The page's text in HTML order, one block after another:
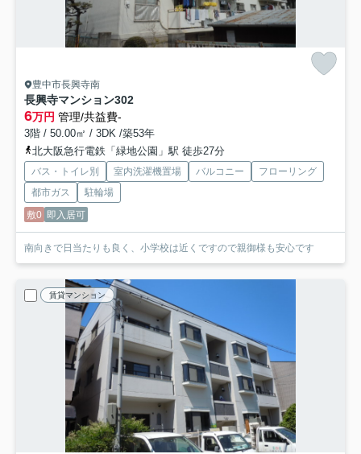
豊中市長興寺南
長興寺マンション302
6万円 管理/共益費-
3階 / 50.00㎡ / 3DK /築53年
北大阪急行電鉄「緑地公園」駅 徒歩27分
バス・トイレ別 室内洗濯機置場 バルコニー
フローリング
都市ガス
駐輪場
敷0 即入居可
南向きで日当たりも良く、小学校は近くですので親御様も安心です
賃貸マンション